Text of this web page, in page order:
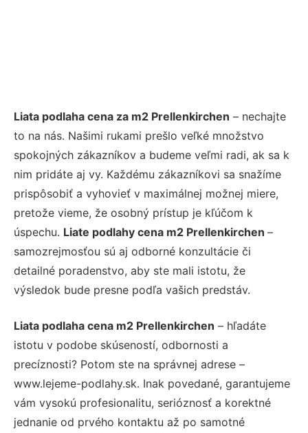
Liata podlaha cena za m2 Prellenkirchen – nechajte
to na nás. Našimi rukami prešlo veľké množstvo
spokojných zákazníkov a budeme veľmi radi, ak sa k
nim pridáte aj vy. Každému zákazníkovi sa snažíme
prispôsobiť a vyhovieť v maximálnej možnej miere,
pretože vieme, že osobný prístup je kľúčom k
úspechu. Liate podlahy cena m2 Prellenkirchen –
samozrejmosťou sú aj odborné konzultácie či
detailné poradenstvo, aby ste mali istotu, že
výsledok bude presne podľa vašich predstáv.
Liata podlaha cena m2 Prellenkirchen – hľadáte
istotu v podobe skúseností, odbornosti a
precíznosti? Potom ste na správnej adrese –
www.lejeme-podlahy.sk. Inak povedané, garantujeme
vám vysokú profesionalitu, serióznosť a korektné
jednanie od prvého kontaktu až po samotné